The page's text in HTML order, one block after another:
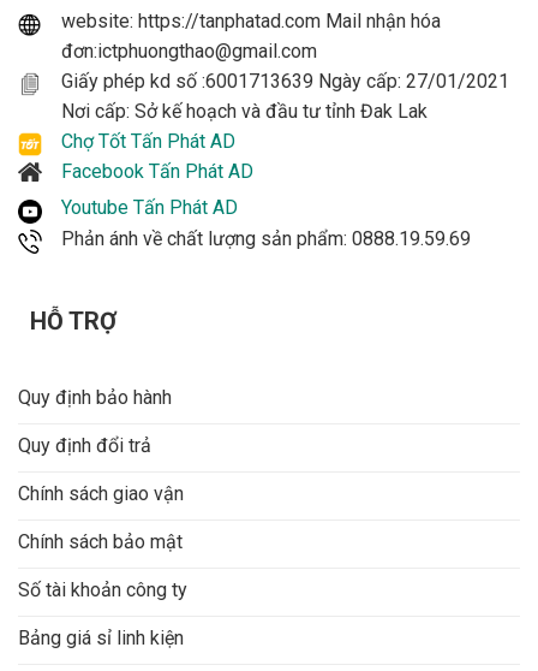
website: https://tanphatad.com Mail nhận hóa
đơn:ictphuongthao@gmail.com
Giấy phép kd số :6001713639 Ngày cấp: 27/01/2021
Nơi cấp: Sở kế hoạch và đầu tư tỉnh Đak Lak
Chợ Tốt Tấn Phát AD
Facebook Tấn Phát AD
Youtube Tấn Phát AD
Phản ánh về chất lượng sản phẩm: 0888.19.59.69
HỖ TRỢ
Quy định bảo hành
Quy định đổi trả
Chính sách giao vận
Chính sách bảo mật
Số tài khoản công ty
Bảng giá sỉ linh kiện